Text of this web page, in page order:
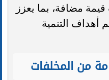
مضافة، بما يعزز
أهداف التنمية
من المخلفات